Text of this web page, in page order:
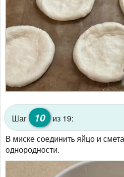
Шаг 10 из 19:
В миске соединить яйцо и
однородности.